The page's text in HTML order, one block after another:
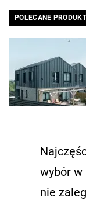
POLECANE
wybór w
nie